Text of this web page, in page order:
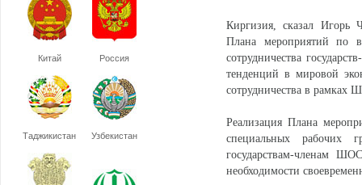
Китай Россия
Таджикистан Узбекистан
Киргизия, сказал Игорь
Плана мероприятий по
сотрудничества
тенденций в мировой
сотрудничества в рамках
Реализация Плана
специальных рабочих
государствам-членам
необходимости